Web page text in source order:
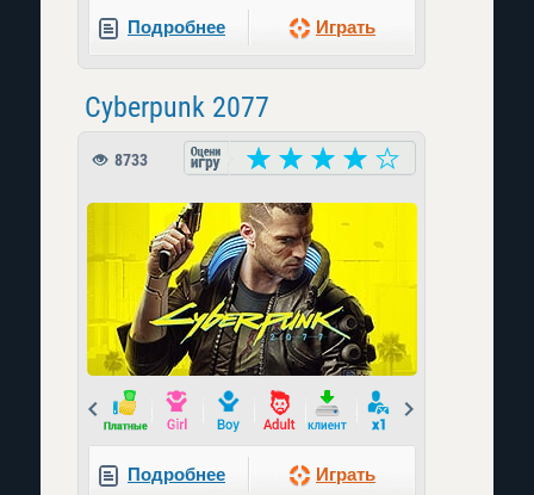
Подробнее Играть
Cyberpunk 2077
8733
Prev
Подробнее Играть